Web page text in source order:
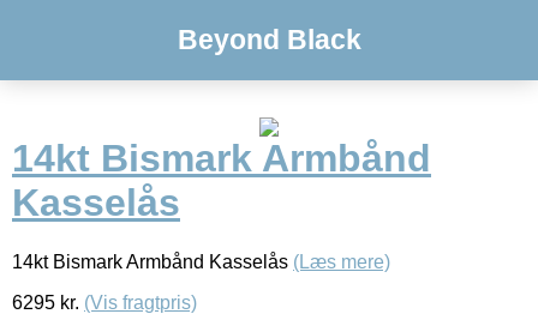
Beyond Black
14kt Bismark Armbånd
Kasselås
14kt Bismark Armbånd Kasselås (Læs mere)
6295 kr. (Vis fragtpris)